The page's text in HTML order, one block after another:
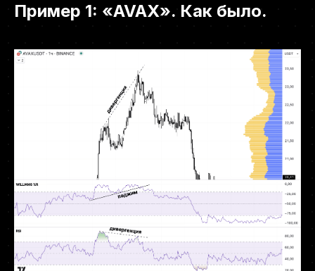
Пример 1: «AVAX». Как было.